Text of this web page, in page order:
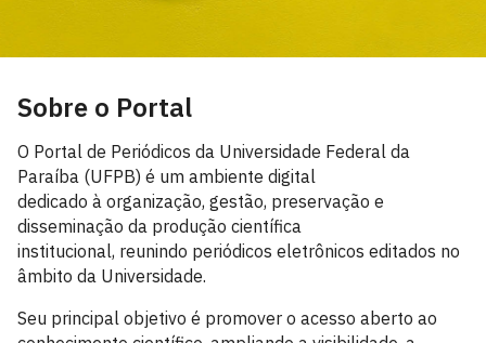
Sobre o Portal
O Portal de Periódicos da Universidade Federal da
Paraíba (UFPB) é um ambiente digital
dedicado à organização, gestão, preservação e
disseminação da produção científica
institucional, reunindo periódicos eletrônicos editados no
âmbito da Universidade.
Seu principal objetivo é promover o acesso aberto ao